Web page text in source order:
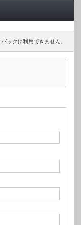
バックは利用できません。